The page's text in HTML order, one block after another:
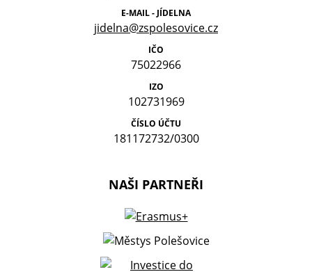
E-MAIL - JÍDELNA
jidelna@zspolesovice.cz
IČO
75022966
IZO
102731969
ČÍSLO ÚČTU
181172732/0300
NAŠI PARTNEŘI